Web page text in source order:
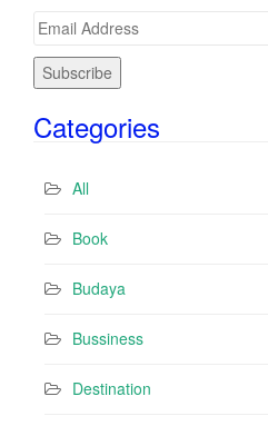
E
lCategories
All
Book
Budaya
Bussiness
Destination